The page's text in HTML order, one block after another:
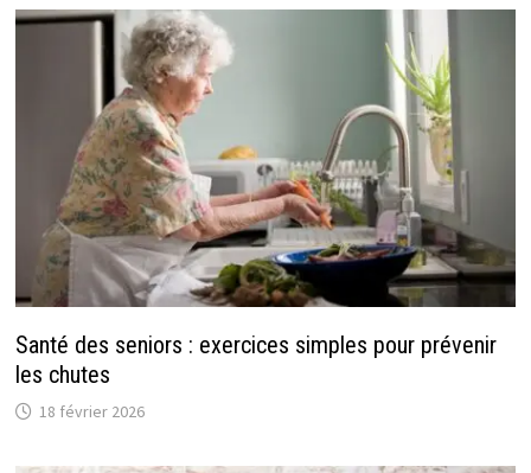
Santé des seniors : exercices simples pour prévenir
les chutes
18 février 2026